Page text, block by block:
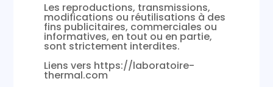
Les reproductions, transmissions,
modifications ou réutilisations à des
fins publicitaires, commerciales ou
informatives, en tout ou en partie,
sont strictement interdites.
Liens vers https://laboratoire-
thermal.com